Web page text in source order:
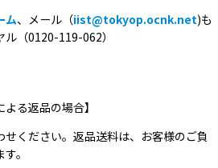
ム、メール（iist@tokyop.ocnk.net)も
（0120-119-062）
よる返品の場合】
ください。返品送料は、お客様のご負
。